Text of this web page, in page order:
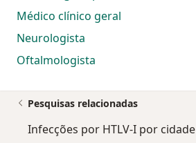
Médico clínico geral
Neurologista
Oftalmologista
Pesquisas relacionadas
Infecções por HTLV-I por cidade